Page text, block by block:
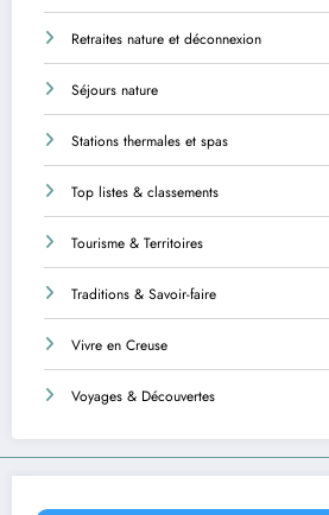
Retraites nature et déconnexion
Séjours nature
Stations thermales et spas
Top listes & classements
Tourisme & Territoires
Traditions & Savoir-faire
Vivre en Creuse
Voyages & Découvertes